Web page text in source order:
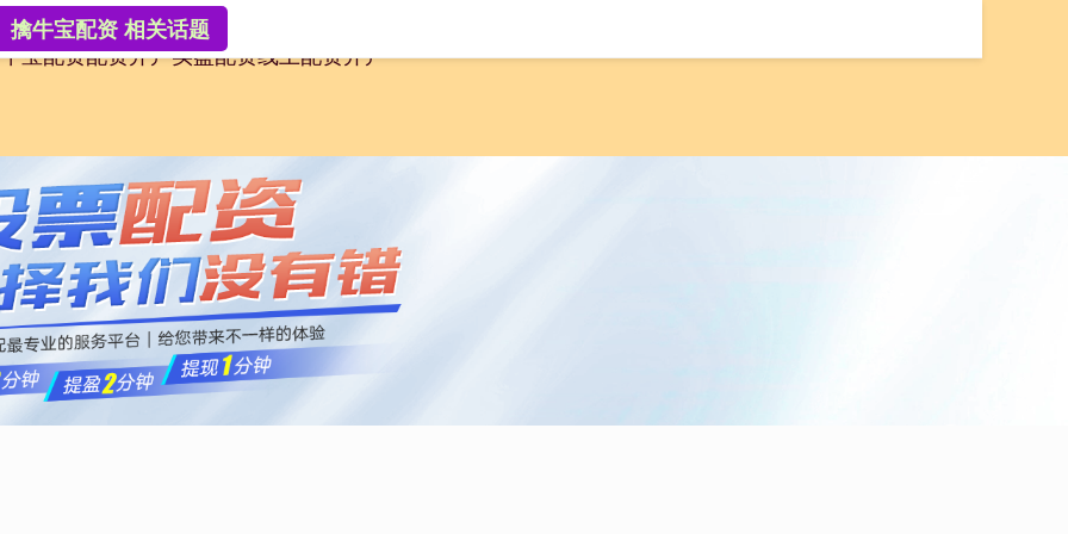
宝配资配资开户实盘配资线上配资开户
擒牛宝配资 相关话题